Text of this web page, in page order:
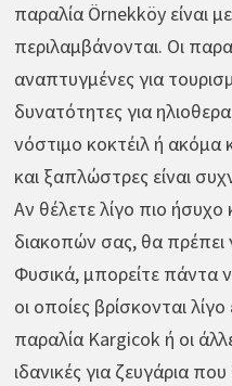
παραλία Örnekköy είναι
περιλαμβάνονται. Οι
αναπτυγμένες για
δυνατότητες για
νόστιμο κοκτέιλ ή ακόμα
και ξαπλώστρες είναι
Αν θέλετε λίγο πιο ήσυχο
διακοπών σας, θα πρέπει
Φυσικά, μπορείτε πάντα
οι οποίες βρίσκονται
παραλία Kargicok ή οι
ιδανικές για ζευγάρια